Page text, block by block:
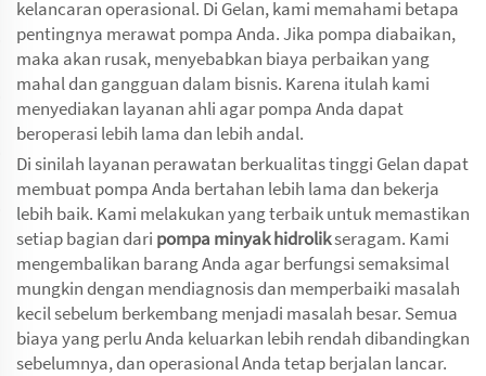
kelancaran operasional. Di Gelan, kami memahami betapa
pentingnya merawat pompa Anda. Jika pompa diabaikan,
maka akan rusak, menyebabkan biaya perbaikan yang
mahal dan gangguan dalam bisnis. Karena itulah kami
menyediakan layanan ahli agar pompa Anda dapat
beroperasi lebih lama dan lebih andal.
Di sinilah layanan perawatan berkualitas tinggi Gelan dapat
membuat pompa Anda bertahan lebih lama dan bekerja
lebih baik. Kami melakukan yang terbaik untuk memastikan
setiap bagian dari pompa minyak hidrolikseragam. Kami
mengembalikan barang Anda agar berfungsi semaksimal
mungkin dengan mendiagnosis dan memperbaiki masalah
kecil sebelum berkembang menjadi masalah besar. Semua
biaya yang perlu Anda keluarkan lebih rendah dibandingkan
sebelumnya, dan operasional Anda tetap berjalan lancar.